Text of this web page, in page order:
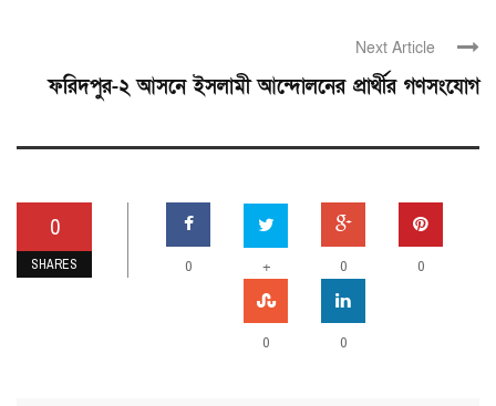
Next Article
ফরিদপুর-২ আসনে ইসলামী আন্দোলনের প্রার্থীর গণসংযোগ
0
SHARES 0 + 0 0
0 0